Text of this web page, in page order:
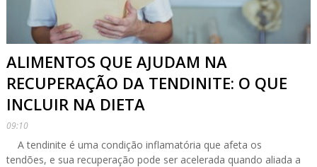
ALIMENTOS QUE AJUDAM NA
RECUPERAÇÃO DA TENDINITE: O QUE
INCLUIR NA DIETA
09:10
A tendinite é uma condição inflamatória que afeta os
tendões, e sua recuperação pode ser acelerada quando aliada a